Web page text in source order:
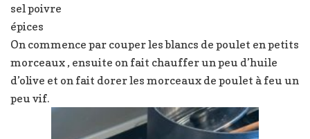
sel poivre
épices
On commence par couper les blancs de poulet en petits
morceaux , ensuite on fait chauffer un peu d’huile
d’olive et on fait dorer les morceaux de poulet à feu un
peu vif.